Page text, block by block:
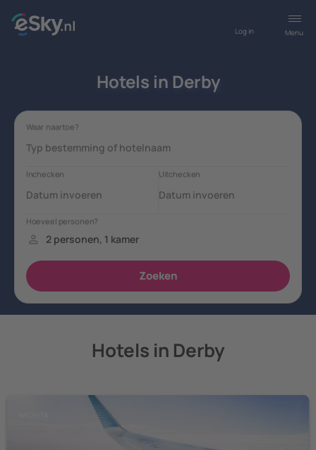
Menu
Log in
Hotels in Derby
Hotels in Derby